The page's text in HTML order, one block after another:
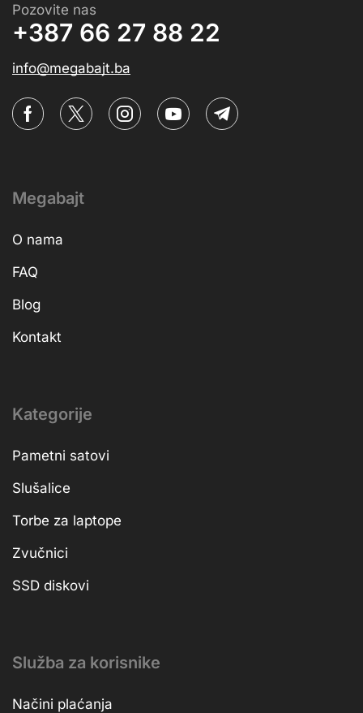
Pozovite nas
+387 66 27 88 22
info@megabajt.ba
Megabajt
O nama
FAQ
Blog
Kontakt
Kategorije
Pametni satovi
Slušalice
Torbe za laptope
Zvučnici
SSD diskovi
Služba za korisnike
Načini plaćanja